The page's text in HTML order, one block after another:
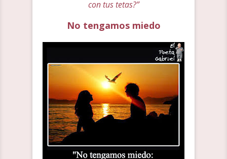
con tus tetas?”
No tengamos miedo